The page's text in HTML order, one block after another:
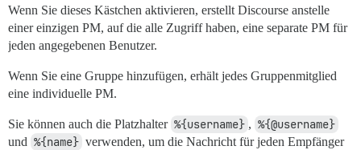
Wenn Sie dieses Kästchen aktivieren, erstellt Discourse anstelle
einer einzigen PM, auf die alle Zugriff haben, eine separate PM für
jeden angegebenen Benutzer.
Wenn Sie eine Gruppe hinzufügen, erhält jedes Gruppenmitglied
eine individuelle PM.
Sie können auch die Platzhalter %{username} , %{@username}
und %{name} verwenden, um die Nachricht für jeden Empfänger